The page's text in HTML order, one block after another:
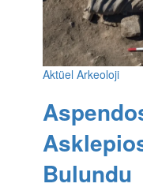
Aktüel Arkeoloji
Bulundu